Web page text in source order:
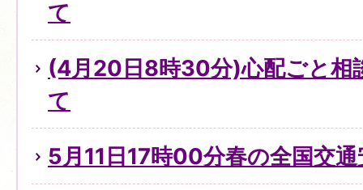
て
(4月20日8時30分)心配ごと相
て
5月11日17時00分春の全国交